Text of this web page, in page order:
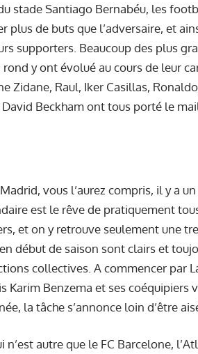
stade Santiago Bernabéu, les
plus de buts que l’adversaire, et
supporters. Beaucoup des plus
y ont évolué au cours de leur
Zidane, Raul, Iker Casillas,
Beckham ont tous porté le
vous l’aurez compris, il y a
est le rêve de pratiquement
et on y retrouve seulement une
début de saison sont clairs et
collectives. A commencer par
Karim Benzema et ses coéquipiers
la tâche s’annonce loin d’être
autre que le FC Barcelone,